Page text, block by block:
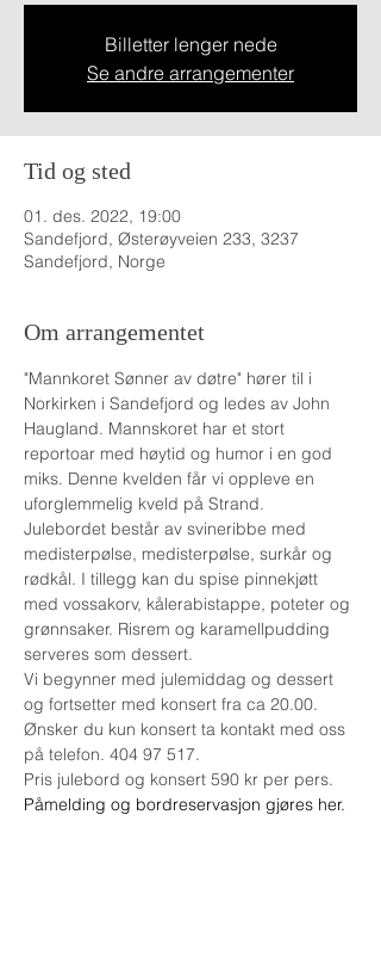
Billetter lenger nede
Se andre arrangementer
Tid og sted
01. des. 2022, 19:00
Sandefjord, Østerøyveien 233, 3237
Sandefjord, Norge
Om arrangementet
"Mannkoret Sønner av døtre" hører til i
Norkirken i Sandefjord og ledes av John
Haugland. Mannskoret har et stort
reportoar med høytid og humor i en god
miks. Denne kvelden får vi oppleve en
uforglemmelig kveld på Strand.
Julebordet består av svineribbe med
medisterpølse, medisterpølse, surkår og
rødkål. I tillegg kan du spise pinnekjøtt
med vossakorv, kålerabistappe, poteter og
grønnsaker. Risrem og karamellpudding
serveres som dessert.
Vi begynner med julemiddag og dessert
og fortsetter med konsert fra ca 20.00.
Ønsker du kun konsert ta kontakt med oss
på telefon. 404 97 517.
Pris julebord og konsert 590 kr per pers.
Påmelding og bordreservasjon gjøres her.